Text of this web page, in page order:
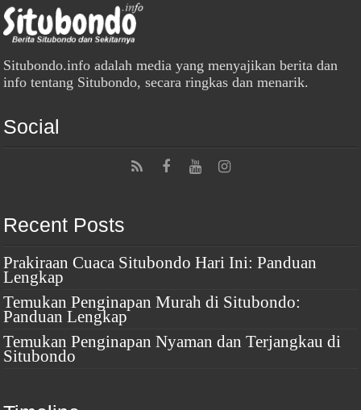
Situbondo.info adalah media yang menyajikan berita dan
info tentang Situbondo, secara ringkas dan menarik.
Social
Recent Posts
Prakiraan Cuaca Situbondo Hari Ini: Panduan
Lengkap
Temukan Penginapan Murah di Situbondo:
Panduan Lengkap
Temukan Penginapan Nyaman dan Terjangkau di
Situbondo